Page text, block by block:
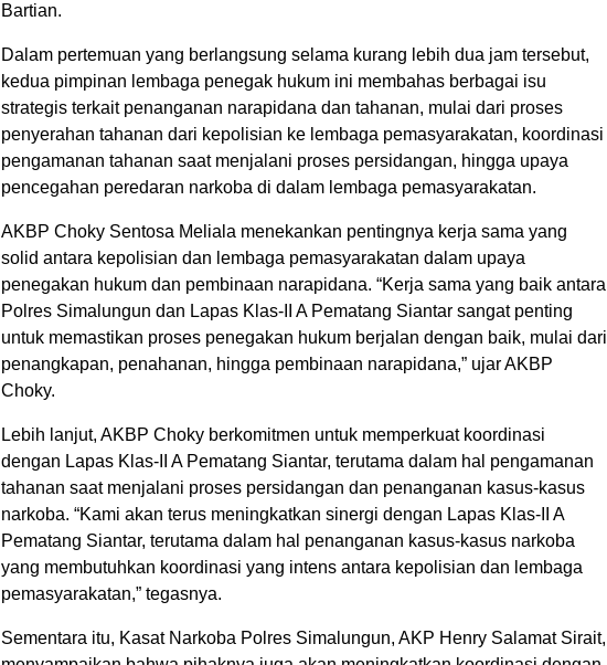
Bartian.
Dalam pertemuan yang berlangsung selama kurang lebih dua jam tersebut,
kedua pimpinan lembaga penegak hukum ini membahas berbagai isu
strategis terkait penanganan narapidana dan tahanan, mulai dari proses
penyerahan tahanan dari kepolisian ke lembaga pemasyarakatan, koordinasi
pengamanan tahanan saat menjalani proses persidangan, hingga upaya
pencegahan peredaran narkoba di dalam lembaga pemasyarakatan.
AKBP Choky Sentosa Meliala menekankan pentingnya kerja sama yang
solid antara kepolisian dan lembaga pemasyarakatan dalam upaya
penegakan hukum dan pembinaan narapidana. “Kerja sama yang baik antara
Polres Simalungun dan Lapas Klas-II A Pematang Siantar sangat penting
untuk memastikan proses penegakan hukum berjalan dengan baik, mulai dari
penangkapan, penahanan, hingga pembinaan narapidana,” ujar AKBP
Choky.
Lebih lanjut, AKBP Choky berkomitmen untuk memperkuat koordinasi
dengan Lapas Klas-II A Pematang Siantar, terutama dalam hal pengamanan
tahanan saat menjalani proses persidangan dan penanganan kasus-kasus
narkoba. “Kami akan terus meningkatkan sinergi dengan Lapas Klas-II A
Pematang Siantar, terutama dalam hal penanganan kasus-kasus narkoba
yang membutuhkan koordinasi yang intens antara kepolisian dan lembaga
pemasyarakatan,” tegasnya.
Sementara itu, Kasat Narkoba Polres Simalungun, AKP Henry Salamat Sirait,